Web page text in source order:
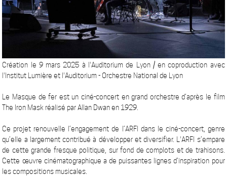
Création le 9 mars 2025 à l'Auditorium de Lyon / en coproduction avec
l'Institut Lumière et l'Auditorium - Orchestre National de Lyon
Le Masque de fer est un ciné-concert en grand orchestre d’après le film
The Iron Mask réalisé par Allan Dwan en 1929.
Ce projet renouvelle l’engagement de l’ARFI dans le ciné-concert, genre
qu’elle a largement contribué à développer et diversifier. L'ARFI s’empare
de cette grande fresque politique, sur fond de complots et de trahisons.
Cette œuvre cinématographique a de puissantes lignes d’inspiration pour
les compositions musicales.